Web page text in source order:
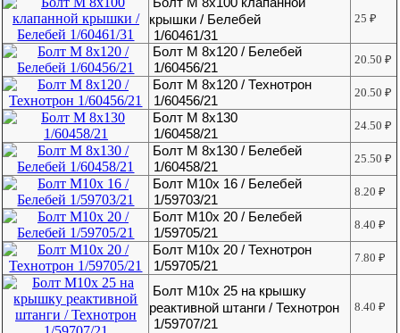
крышки / Белебей
1/60461/31
25₽
Болт М 8х120 / Белебей
1/60456/21
20.50₽
Болт М 8х120 / Технотрон
1/60456/21
20.50₽
Болт М 8х130
1/60458/21
24.50₽
Болт М 8х130 / Белебей
1/60458/21
25.50₽
Болт М10х 16 / Белебей
1/59703/21
8.20₽
Болт М10х 20 / Белебей
1/59705/21
8.40₽
Болт М10х 20 / Технотрон
1/59705/21
7.80₽
Болт М10х 25 на крышку
реактивной штанги / Технотрон
1/59707/21
8.40₽